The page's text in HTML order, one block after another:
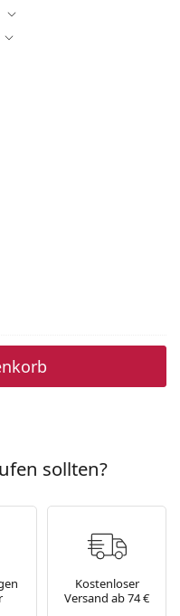
sollten?
Kostenloser
Versand ab 74 €